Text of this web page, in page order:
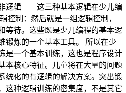
逻辑——这三种基本逻辑在少儿编
控制：然后就是一组逻辑控制，
等待。这些既是少儿编程的基本逻
锻炼的一个基本工具。 所以在少
是一个基本训练，这也是程序设计
本核心特征。儿童将在大量的问题
统化的有逻辑的解决方案。突出锻
这种逻辑训练的密集度，不是其它